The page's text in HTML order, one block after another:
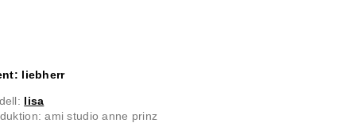
liebherr
lisa
ami studio anne prinz